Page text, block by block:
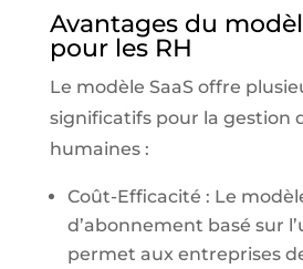
Avantages du
pour les RH
Le modèle SaaS offre
significatifs pour la gestion
humaines :
Coût-Efficacité : Le
d’abonnement basé sur
permet aux entreprises